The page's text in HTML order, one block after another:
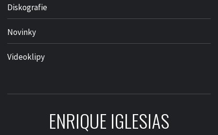
Diskografie
Novinky
Videoklipy
ENRIQUE IGLESIAS